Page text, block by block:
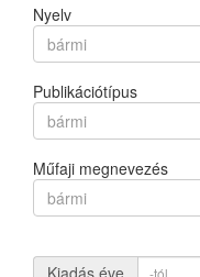
Nyelv
bármi
Publikációtípus
bármi
Műfaji megnevezés
bármi
Kiadás éve